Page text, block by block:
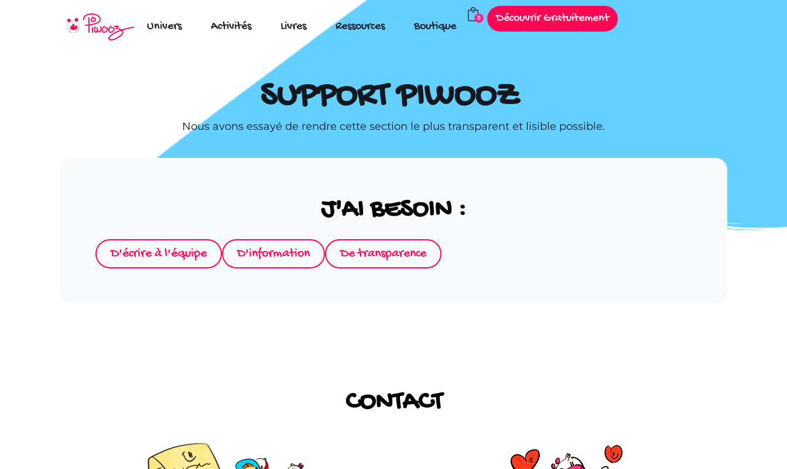
Univers Activités Livres Ressources Boutique
0 Découvrir Gratuitement
SUPPORT PIWOOZ
Nous avons essayé de rendre cette section le plus transparent et lisible possible.
J'AI BESOIN :
D'écrire à l'équipe D'information De transparence
CONTACT